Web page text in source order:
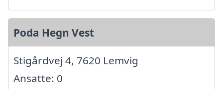
Poda Hegn Vest
Stigårdvej 4, 7620 Lemvig
Ansatte: 0